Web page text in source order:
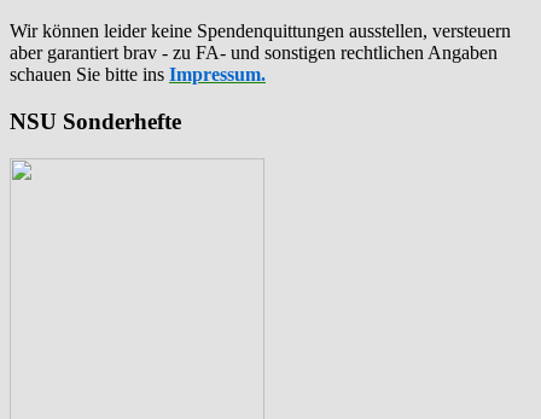
Wir können leider keine Spendenquittungen ausstellen, versteuern
aber garantiert brav - zu FA- und sonstigen rechtlichen Angaben
schauen Sie bitte ins Impressum.
NSU Sonderhefte